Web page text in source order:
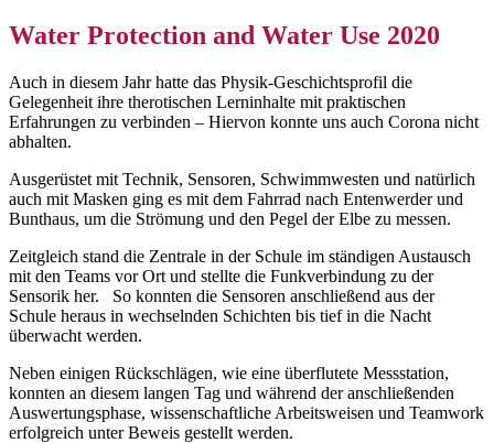
Water Protection and Water Use 2020
Auch in diesem Jahr hatte das Physik-Geschichtsprofil die
Gelegenheit ihre therotischen Lerninhalte mit praktischen
Erfahrungen zu verbinden – Hiervon konnte uns auch Corona nicht
abhalten.
Ausgerüstet mit Technik, Sensoren, Schwimmwesten und natürlich
auch mit Masken ging es mit dem Fahrrad nach Entenwerder und
Bunthaus, um die Strömung und den Pegel der Elbe zu messen.
Zeitgleich stand die Zentrale in der Schule im ständigen Austausch
mit den Teams vor Ort und stellte die Funkverbindung zu der
Sensorik her. So konnten die Sensoren anschließend aus der
Schule heraus in wechselnden Schichten bis tief in die Nacht
überwacht werden.
Neben einigen Rückschlägen, wie eine überflutete Messstation,
konnten an diesem langen Tag und während der anschließenden
Auswertungsphase, wissenschaftliche Arbeitsweisen und Teamwork
erfolgreich unter Beweis gestellt werden.